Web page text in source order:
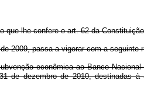
que lhe confere o art. 62 da
2009, passa a vigorar com a seguinte
econômica ao Banco
de dezembro de 2010,